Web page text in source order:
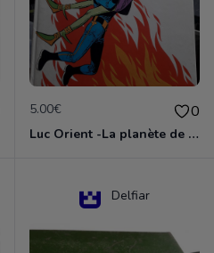
5.00€ 0
Luc Orient -La planète de l'angoisse
Delfiar